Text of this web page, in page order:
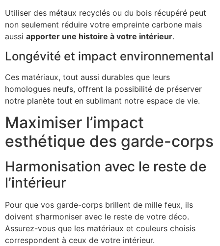
Utiliser des métaux recyclés ou du bois récupéré peut
non seulement réduire votre empreinte carbone mais
aussi apporter une histoire à votre intérieur.
Longévité et impact environnemental
Ces matériaux, tout aussi durables que leurs
homologues neufs, offrent la possibilité de préserver
notre planète tout en sublimant notre espace de vie.
Maximiser l’impact
esthétique des garde-corps
Harmonisation avec le reste de
l’intérieur
Pour que vos garde-corps brillent de mille feux, ils
doivent s’harmoniser avec le reste de votre déco.
Assurez-vous que les matériaux et couleurs choisis
correspondent à ceux de votre intérieur.